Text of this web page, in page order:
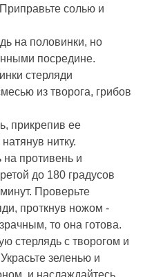
солью и
на половинки, но
посредине.
стерляди
из творога, грибов
прикрепив ее
нитку.
на противень и
до 180 градусов
Проверьте
проткнув ножом -
то она готова.
стерлядь с творогом и
зеленью и
и наслаждайтесь